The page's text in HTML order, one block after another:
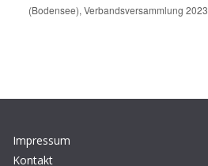
(Bodensee), Verbandsversammlung 2023
Impressum
Kontakt